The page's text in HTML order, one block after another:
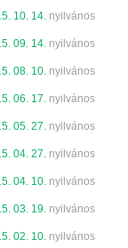
10. 14. nyilvános
09. 14. nyilvános
08. 10. nyilvános
06. 17. nyilvános
05. 27. nyilvános
04. 27. nyilvános
04. 10. nyilvános
03. 19. nyilvános
02. 10. nyilvános